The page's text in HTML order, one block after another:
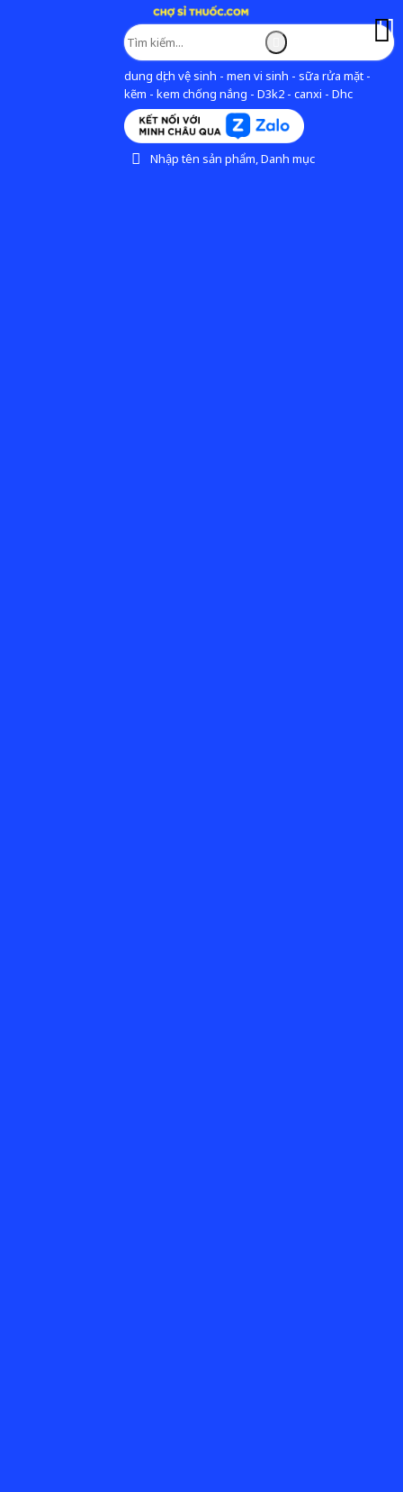
dung dịch vệ sinh - men vi sinh - sữa rửa mặt -
kẽm - kem chống nắng - D3k2 - canxi - Dhc
Nhập tên sản phẩm, Danh mục